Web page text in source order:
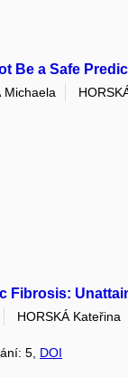
Be a Safe
Michaela
HORSKÁ Kateřina
5, DOI